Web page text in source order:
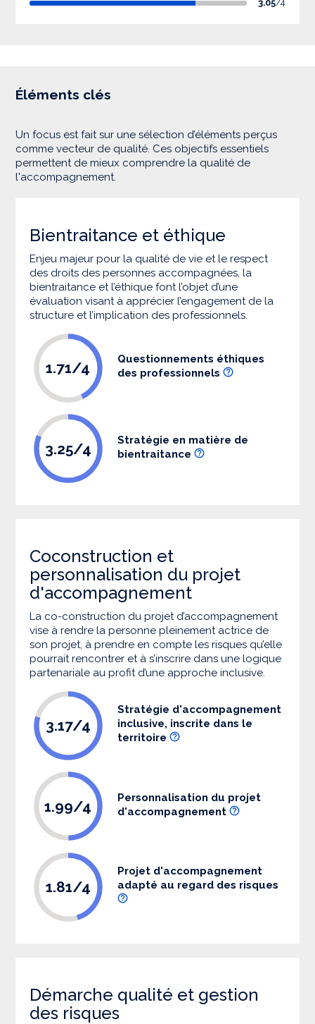
3.05/4
Éléments clés
Un focus est fait sur une sélection d’éléments perçus
comme vecteur de qualité. Ces objectifs essentiels
permettent de mieux comprendre la qualité de
l'accompagnement.
Bientraitance et éthique
Enjeu majeur pour la qualité de vie et le respect
des droits des personnes accompagnées, la
bientraitance et l’éthique font l’objet d’une
évaluation visant à apprécier l’engagement de la
structure et l’implication des professionnels.
1.71/4
Questionnements éthiques
des professionnels
3.25/4
Stratégie en matière de
bientraitance
Coconstruction et
personnalisation du projet
d'accompagnement
La co-construction du projet d’accompagnement
vise à rendre la personne pleinement actrice de
son projet, à prendre en compte les risques qu’elle
pourrait rencontrer et à s’inscrire dans une logique
partenariale au profit d’une approche inclusive.
3.17/4
Stratégie d'accompagnement
inclusive, inscrite dans le
territoire
1.99/4
Personnalisation du projet
d'accompagnement
1.81/4
Projet d'accompagnement
adapté au regard des risques
Démarche qualité et gestion
des risques